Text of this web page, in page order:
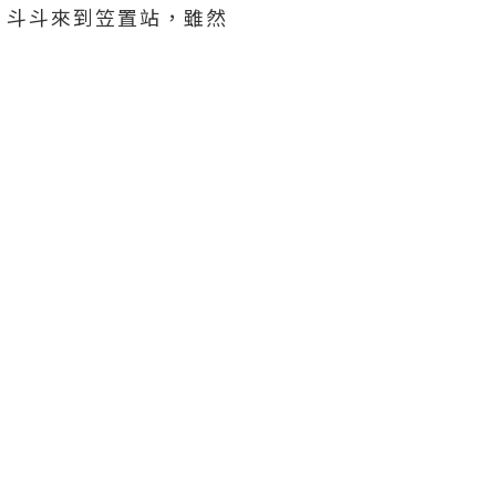
斗來到笠置站，雖然